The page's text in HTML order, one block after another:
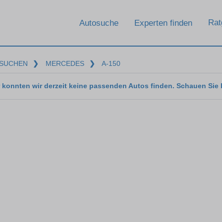
Autosuche Experten finden
❯ MERCEDES ❯ A-150
konnten wir derzeit keine passenden Autos finden. Schauen Sie